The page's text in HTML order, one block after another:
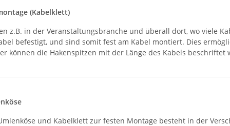
(Kabelklett)
z.B. in der Veranstaltungsbranche und überall dort, wo viele
befestigt, und sind somit fest am Kabel montiert. Dies
können die Hakenspitzen mit der Länge des Kabels
und Kabelklett zur festen Montage besteht in der